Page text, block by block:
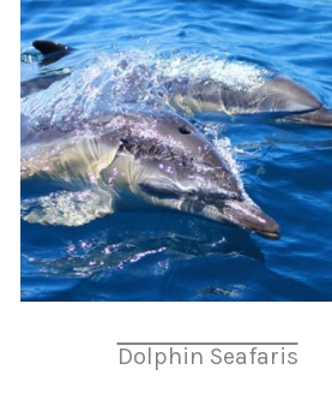
Dolphin Seafaris